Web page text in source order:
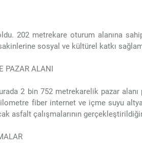
202 metrekare oturum alanına
sosyal ve kültürel katkı
PAZAR ALANI
2 bin 752 metrekarelik pazar
fiber internet ve içme suyu
asfalt çalışmalarının